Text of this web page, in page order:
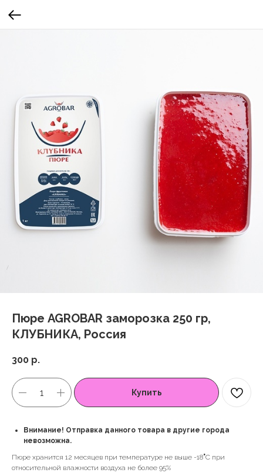
Пюре AGROBAR заморозка 250 гр,
КЛУБНИКА, Россия
300 р.
Купить
Внимание! Отправка данного товара в другие города
невозможна.
Пюре хранится 12 месяцев при температуре не выше -18°C при
относительной влажности воздуха не более 95%